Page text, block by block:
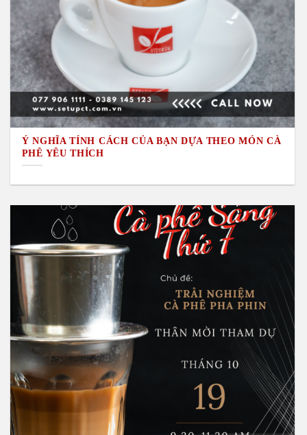
Ý NGHĨA TÍNH CÁCH CỦA BẠN DỰA THEO MÓN CÀ
PHÊ YÊU THÍCH